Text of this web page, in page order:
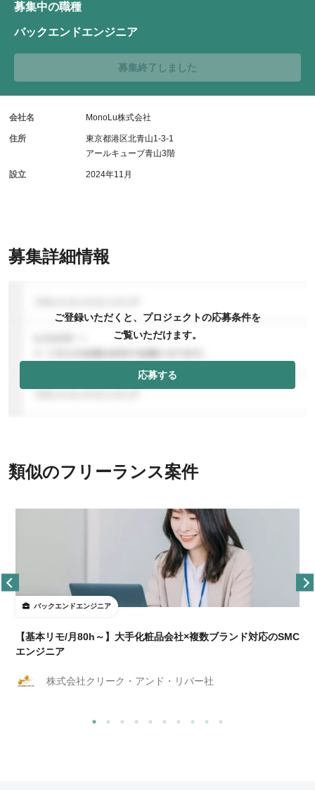
募集詳細情報
ご登録いただくと、プロジェクトの応募条件を
ご覧いただけます。
応募する
募集中の職種
バックエンドエンジニア
募集終了しました
会社名 MonoLu株式会社
住所
東京都港区北青山1-3-1
アールキューブ青山3階
設立 2024年11月
類似のフリーランス案件
バックエンドエンジニア
【基本リモ/月80h～】大手化粧品会社×複数ブランド対応のSMC
エンジニア
株式会社クリーク・アンド・リバー社